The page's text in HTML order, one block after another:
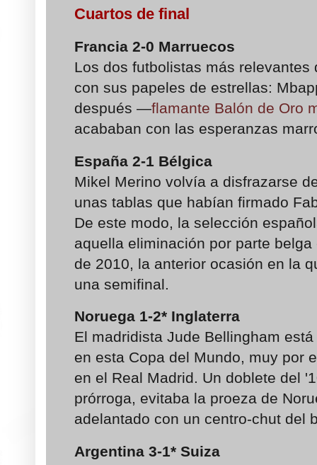
Cuartos de final
Francia 2-0 Marruecos
Los dos futbolistas más relevantes
con sus papeles de estrellas:
después —flamante Balón de Oro
acababan con las esperanzas
España 2-1 Bélgica
Mikel Merino volvía a disfrazarse
unas tablas que habían firmado
De este modo, la selección
aquella eliminación por parte
de 2010, la anterior ocasión en la
una semifinal.
Noruega 1-2* Inglaterra
El madridista Jude Bellingham
en esta Copa del Mundo, muy por
en el Real Madrid. Un doblete del
prórroga, evitaba la proeza de
adelantado con un centro-chut del
Argentina 3-1* Suiza